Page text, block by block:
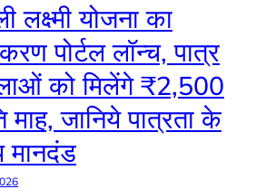
लक्ष्मी योजना का
पोर्टल लॉन्च, पात्र
को मिलेंगे ₹2,500
माह, जानिये पात्रता के
मानदंड